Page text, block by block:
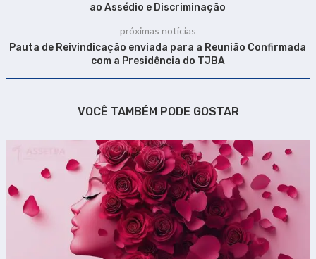
ao Assédio e Discriminação
próximas notícias
Pauta de Reivindicação enviada para a Reunião Confirmada
com a Presidência do TJBA
VOCÊ TAMBÉM PODE GOSTAR